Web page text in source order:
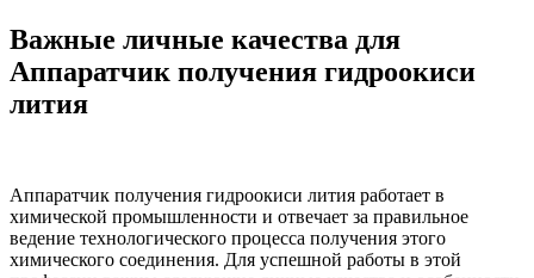
Важные личные качества для
Аппаратчик получения гидроокиси
лития
Аппаратчик получения гидроокиси лития работает в
химической промышленности и отвечает за правильное
ведение технологического процесса получения этого
химического соединения. Для успешной работы в этой